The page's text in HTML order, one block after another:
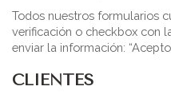
Todos nuestros formularios
verificación o checkbox con
enviar la información:
CLIENTES